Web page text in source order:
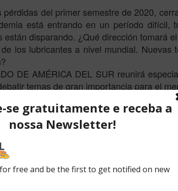
del primer semestre de 2020,
está entrando en un período difícil,
disparando. ¿Qué dirección tomará
los lubricantes a nivel mundial. Nuevas
DE AMÉRICA DEL SUR reunirá
temas de gran importancia para el
ampliando la visión
en el Encuentro que ya se ha
contraseña especial para
de producción de lubricantes, en